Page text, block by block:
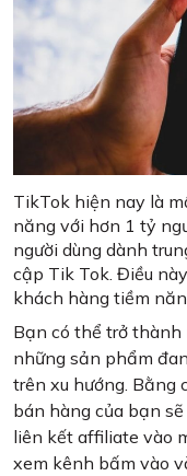
TikTok hiện nay là
năng với hơn 1 tỷ
người dùng dành
cập Tik Tok. Điều
khách hàng tiềm
Bạn có thể trở
những sản phẩm
trên xu hướng. Bằng
bán hàng của bạn
liên kết affiliate vào
xem kênh bấm vào